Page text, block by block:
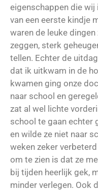
eigenschappen die
van een eerste kindje
waren de leuke
zeggen, sterk
tellen. Echter de
dat ik uitkwam in de
kwamen ging onze
naar school en
zat al wel lichte
school te gaan echter
en wilde ze niet naar
weken zeker
om te zien is dat ze
bij tijden heerlijk gek,
minder verlegen. Ook